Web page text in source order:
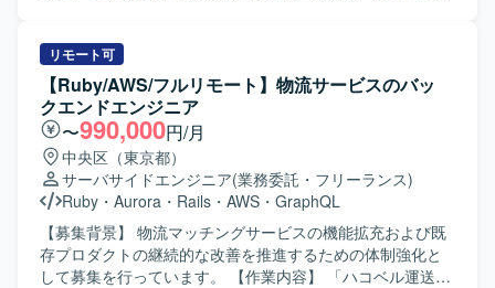
した経験を積むことができ、アーキテクチャ選定やパフォ
ーマンス改善など技術的な意思決定にも主体的に関わるこ
とができます。若手メンバーの多いチームを率いる経験を
通じて、技術的リードやチームビルディングのスキルも磨
いていただけます。 【開発環境】 バックエンドはRuby、
Ruby on Railsを中心とし、フロントエンドには
TypeScript、React.js、Jest、CodeceptJS、Playwright、
Storybookなどを活用しております。インフラは
AWS（ALB、Fargate、Aurora、S3、Lambda、
CloudFront、ElastiCache、WAFなど）上に構築されてお
り、Dockerを使用したコンテナ環境で運用しております。
味・関心をお持ちの方を歓迎いたします。 【ポジションの
魅力】 環境負荷可視化という社会的意義の高い領域で、自
社SaaSプロダクトのAIツール開発にフルスタックで関わる
ことができます。スタートアップならではのスピード感の
中で、クライアントの声を直接プロダクトに反映させる経
験を積むことができ、GCP（Vertex AI等）や最新のAIコー
ディングツールを活用した先進的な開発に携わることがで
きます。 【開発環境】 フロントエンドはVue.js 3系および
Nuxt.js 3系、バックエンドはRuby 3系およびRuby on Rails
7系を利用しています。DBはMySQL 8系、コンテナは
Dockerを使用しています。インフラはAWS（EC2, Aurora,
【作業内容】 設計課題ドキュメントの作成・管理（課題の
整理・起票、関係者との解消推進）を主担当として実施い
ただきます。設計からテストにかけてのWBS策定および進
捗管理を行っていただきます。Ruby on Railsを用いた汎用
的で保守性の高い設計・実装や、必要に応じた技術検証・
PoCを実施していただきます。プロダクトチームや関係各
社との仕様・スケジュール調整を行っていただきます。提
案・報告資料の作成や、設計・コードレビューを通じた品
質担保もお任せいたします。既存の要件定義成果物や引き
継ぎ資料のキャッチアップも行っていただきます。 【求め
る人物像】 曖昧な課題を自ら整理し、たたき台を作って前
リモート可
【Ruby/AWS/フルリモート】物流サービスのバッ
クエンドエンジニア
〜990,000円/月
中央区（東京都）
サーバサイドエンジニア(業務委託・フリーランス)
Ruby ・ Aurora ・ Rails ・ AWS ・ GraphQL
【募集背景】 物流マッチングサービスの機能拡充および既
存プロダクトの継続的な改善を推進するための体制強化と
して募集を行っています。 【作業内容】 「ハコベル運送手